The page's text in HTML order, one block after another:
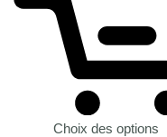
Choix des options